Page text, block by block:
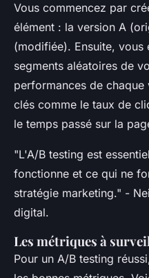
Vous commencez par
élément : la version A
(modifiée). Ensuite, vous
segments aléatoires de
performances de
clés comme le taux de
le temps passé sur la
"L'A/B testing est
fonctionne et ce qui ne
stratégie marketing." -
digital.
Les métriques à
Pour un A/B testing